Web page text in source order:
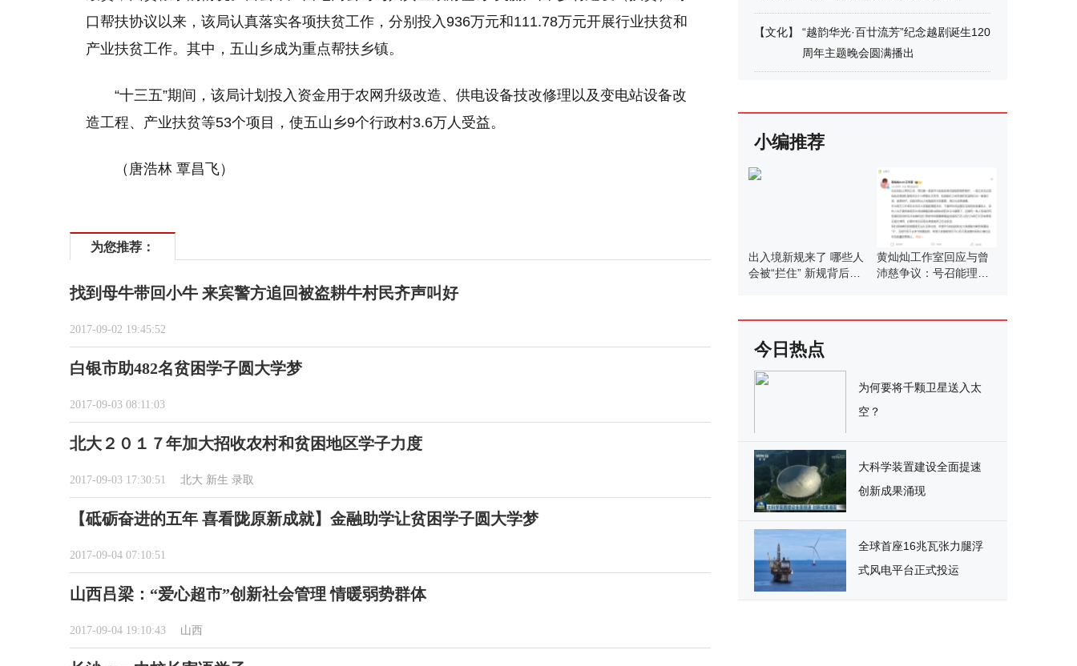
口帮扶协议以来，该局认真落实各项扶贫工作，分别投入936万元和111.78万元开展行业扶贫和
产业扶贫工作。其中，五山乡成为重点帮扶乡镇。
“十三五”期间，该局计划投入资金用于农网升级改造、供电设备技改修理以及变电站设备改
造工程、产业扶贫等53个项目，使五山乡9个行政村3.6万人受益。
（唐浩林 覃昌飞）
为您推荐：
找到母牛带回小牛 来宾警方追回被盗耕牛村民齐声叫好
2017-09-02 19:45:52
白银市助482名贫困学子圆大学梦
2017-09-03 08:11:03
北大２０１７年加大招收农村和贫困地区学子力度
2017-09-03 17:30:51 北大 新生 录取
【砥砺奋进的五年 喜看陇原新成就】金融助学让贫困学子圆大学梦
2017-09-04 07:10:51
山西吕梁：“爱心超市”创新社会管理 情暖弱势群体
2017-09-04 19:10:43 山西
【文化】
“越韵华光·百廿流芳”纪念越剧诞生120
周年主题晚会圆满播出
小编推荐
出入境新规来了 哪些人
会被“拦住” 新规背后的
黄灿灿工作室回应与曾
沛慈争议：号召能理智
今日热点
为何要将千颗卫星送入太
空？
大科学装置建设全面提速
创新成果涌现
全球首座16兆瓦张力腿浮
式风电平台正式投运